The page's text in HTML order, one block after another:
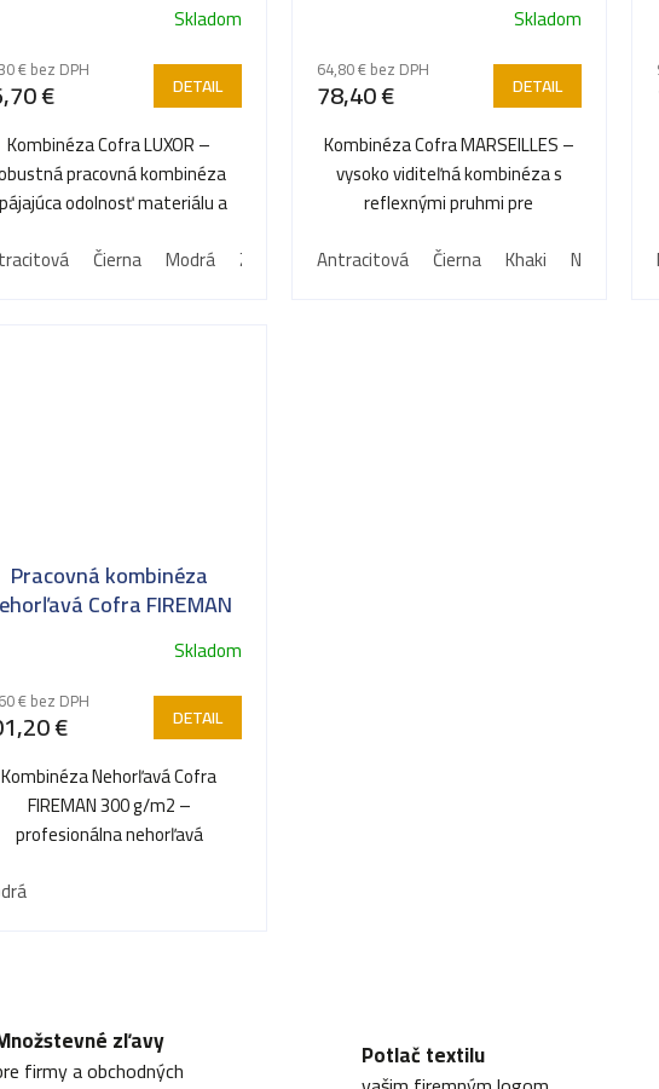
Skladom
€ bez DPH
€ DETAIL
Kombinéza Cofra LUXOR –
pracovná kombinéza
odolnosť materiálu a
Čierna Modrá Zelená
Skladom
64,80 € bez DPH
78,40 € DETAIL
Kombinéza Cofra MARSEILLES –
vysoko viditeľná kombinéza s
reflexnými pruhmi pre
Antracitová Čierna Khaki
Pracovná kombinéza
Cofra FIREMAN
Skladom
€ bez DPH
€ DETAIL
Kombinéza Nehorľavá Cofra
FIREMAN 300 g/m2 –
profesionálna nehorľavá
bezpečie v rizikových...
l
zľavy
firmy a obchodných
Potlač textilu